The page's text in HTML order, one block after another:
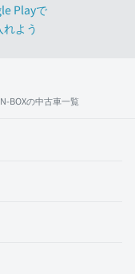
N-BOXの中古車一覧